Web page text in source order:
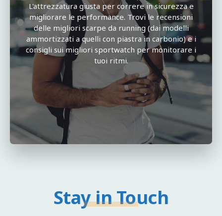
L'attrezzatura giusta per correre in sicurezza e
migliorare le performance. Trovi le recensioni
delle migliori scarpe da running (dai modelli
ammortizzati a quelli con piastra in carbonio) e i
consigli sui migliori sportwatch per monitorare i
tuoi ritmi.
Stay in Touch